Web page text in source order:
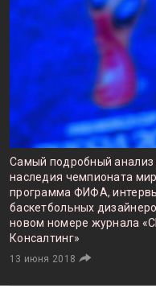
Самый подробный анализ
наследия чемпионата
программа ФИФА,
баскетбольных
новом номере журнала
Консалтинг»
13 июня 2018